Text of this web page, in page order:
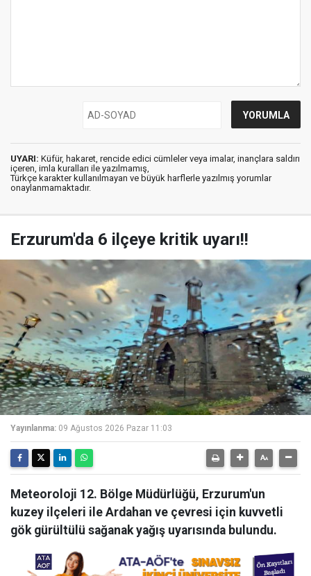
UYARI: Küfür, hakaret, rencide edici cümleler veya imalar, inançlara saldırı
içeren, imla kuralları ile yazılmamış,
Türkçe karakter kullanılmayan ve büyük harflerle yazılmış yorumlar
onaylanmamaktadır.
Erzurum'da 6 ilçeye kritik uyarı!!
Yayınlanma: 09 Ağustos 2026 Pazar 11:03
Meteoroloji 12. Bölge Müdürlüğü, Erzurum'un
kuzey ilçeleri ile Ardahan ve çevresi için kuvvetli
gök gürültülü sağanak yağış uyarısında bulundu.